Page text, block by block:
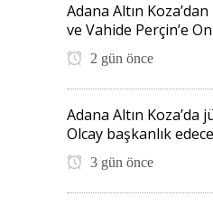
Adana Altın
ve Vahide Perçin’e
2 gün önce
Adana Altın Koza’da
Olcay başkanlık
3 gün önce